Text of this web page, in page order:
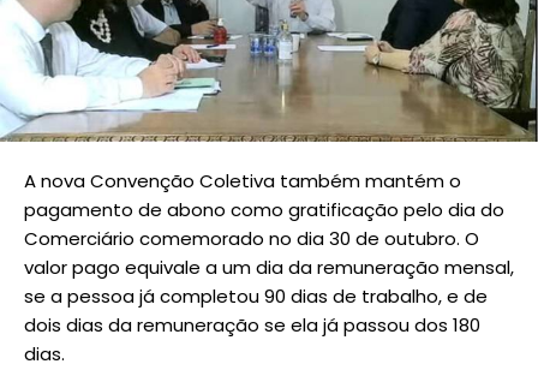
A nova Convenção Coletiva também mantém o
pagamento de abono como gratificação pelo dia do
Comerciário comemorado no dia 30 de outubro. O
valor pago equivale a um dia da remuneração mensal,
se a pessoa já completou 90 dias de trabalho, e de
dois dias da remuneração se ela já passou dos 180
dias.